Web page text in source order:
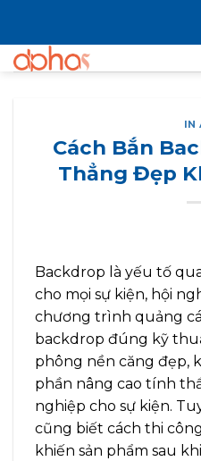
nội
dung
IN
Cách Bắn
Thẳng Đẹp
Backdrop là yếu tố
cho mọi sự kiện, hội
chương trình quảng
backdrop đúng kỹ
phông nền căng đẹp,
phần nâng cao tính
nghiệp cho sự kiện.
cũng biết cách thi
khiến sản phẩm sau